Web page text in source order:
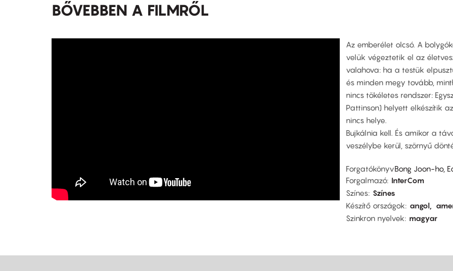
BŐVEBBEN A FILMRŐL
Az emberélet olcsó. A
velük végeztetik el az
valahova: ha a testük
és minden megy tovább,
nincs tökéletes rendszer:
Pattinson) helyett elkészítik
nincs helye.
Bujkálnia kell. És amikor a
veszélybe kerül, szörnyű
ForgatókönyvBong Joon-ho,
Forgalmazó InterCom
Színes Színes
Készítő országok
angol
Szinkron nyelvek
magyar